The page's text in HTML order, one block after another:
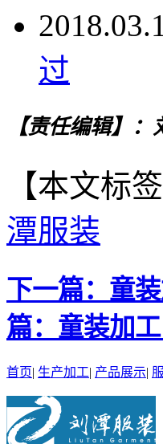
过
【责任编辑】：
【本文标
潭服装
下一篇： 童
篇： 童装加
首页| 生产加工| 产品展示|